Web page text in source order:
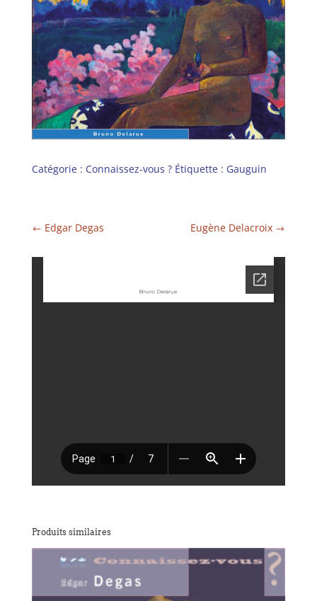
Catégorie : Connaissez-vous ? Étiquette : Gauguin
Edgar Degas Eugène Delacroix
Produits similaires